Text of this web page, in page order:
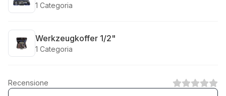
1 Categoria
Werkzeugkoffer 1/2"
1 Categoria
Recensione